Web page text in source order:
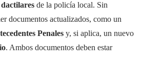
de la policía local. Sin
documentos actualizados, como un
Penales y, si aplica, un nuevo
. Ambos documentos deben estar